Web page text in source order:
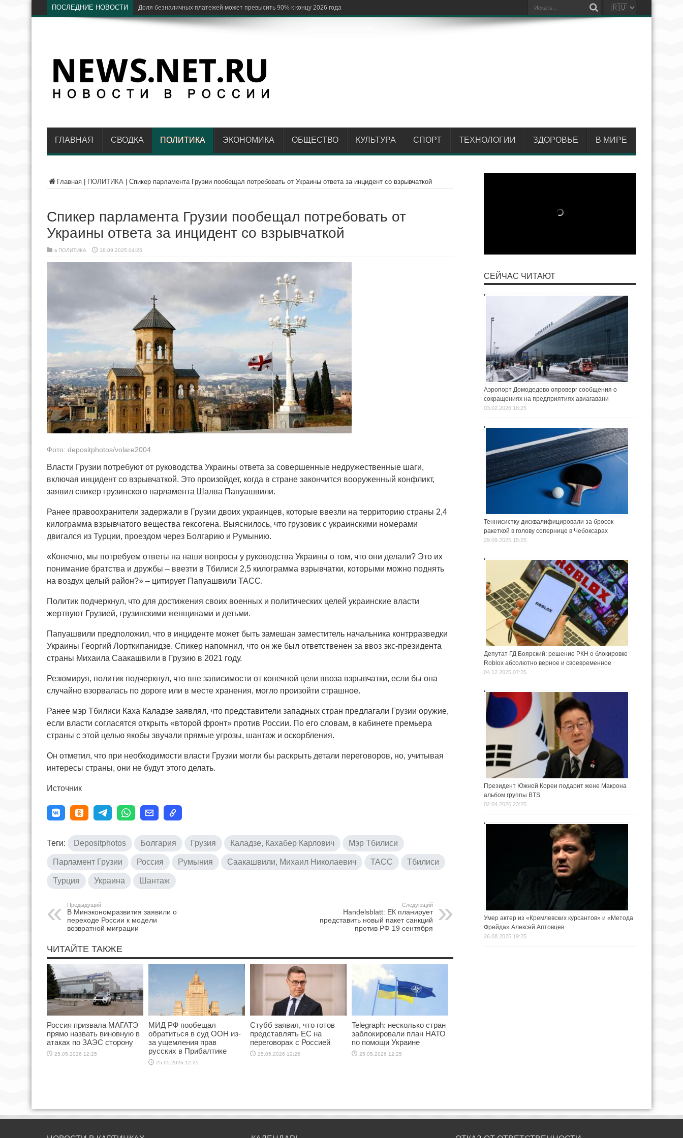
ПОСЛЕДНИЕ НОВОСТИ Ц
ГЛАВНАЯ СВОДКА ПОЛИТИКА ЭКОНОМИКА ОБЩЕСТВО КУЛЬТУРА СПОРТ ТЕХНОЛОГИИ ЗДОРОВЬЕ В МИРЕ
Главная ПОЛИТИКА Спикер парламента Грузии пообещал потребовать от Украины ответа за инцидент со взрывчаткой
Спикер парламента Грузии пообещал потребовать от
Украины ответа за инцидент со взрывчаткой
в ПОЛИТИКА 18.09.2025 04:25
Фото: depositphotos/volare2004
Власти Грузии потребуют от руководства Украины ответа за совершенные недружественные шаги,
включая инцидент со взрывчаткой. Это произойдет, когда в стране закончится вооруженный конфликт,
заявил спикер грузинского парламента Шалва Папуашвили.
Ранее правоохранители задержали в Грузии двоих украинцев, которые ввезли на территорию страны 2,4
килограмма взрывчатого вещества гексогена. Выяснилось, что грузовик с украинскими номерами
двигался из Турции, проездом через Болгарию и Румынию.
«Конечно, мы потребуем ответы на наши вопросы у руководства Украины о том, что они делали? Это их
понимание братства и дружбы – ввезти в Тбилиси 2,5 килограмма взрывчатки, которыми можно поднять
на воздух целый район?» – цитирует Папуашвили ТАСС.
Политик подчеркнул, что для достижения своих военных и политических целей украинские власти
жертвуют Грузией, грузинскими женщинами и детьми.
Папуашвили предположил, что в инциденте может быть замешан заместитель начальника контрразведки
Украины Георгий Лорткипанидзе. Спикер напомнил, что он же был ответственен за ввоз экс-президента
страны Михаила Саакашвили в Грузию в 2021 году.
Резюмируя, политик подчеркнул, что вне зависимости от конечной цели ввоза взрывчатки, если бы она
случайно взорвалась по дороге или в месте хранения, могло произойти страшное.
Ранее мэр Тбилиси Каха Каладзе заявлял, что представители западных стран предлагали Грузии оружие,
если власти согласятся открыть «второй фронт» против России. По его словам, в кабинете премьера
страны с этой целью якобы звучали прямые угрозы, шантаж и оскорбления.
Он отметил, что при необходимости власти Грузии могли бы раскрыть детали переговоров, но, учитывая
интересы страны, они не будут этого делать.
Источник
Теги: Depositphotos Болгария Грузия Каладзе, Кахабер Карлович Мэр Тбилиси
Парламент Грузии Россия Румыния Саакашвили, Михаил Николаевич ТАСС Тбилиси
Турция Украина Шантаж
Предыдущий
В Минэкономразвития заявили о
переходе России к модели
возвратной миграции
Следующий
Handelsblatt: ЕК планирует
представить новый пакет санкций
против РФ 19 сентября
ЧИТАЙТЕ ТАКЖЕ
Россия призвала МАГАТЭ
прямо назвать виновную в
атаках по ЗАЭС сторону
25.05.2026 12:25
МИД РФ пообещал
обратиться в суд ООН из-
за ущемления прав
русских в Прибалтике
25.05.2026 12:25
Стубб заявил, что готов
представлять ЕС на
переговорах с Россией
25.05.2026 12:25
Telegraph: несколько стран
заблокировали план НАТО
по помощи Украине
25.05.2026 12:25
СЕЙЧАС ЧИТАЮТ
Аэропорт Домодедово опроверг сообщения о
сокращениях на предприятиях авиагавани
03.02.2026 18:25
Теннисистку дисквалифицировали за бросок
ракеткой в голову сопернице в Чебоксарах
29.09.2025 15:25
Депутат ГД Боярский: решение РКН о блокировке
Roblox абсолютно верное и своевременное
04.12.2025 07:25
Президент Южной Кореи подарит жене Макрона
альбом группы BTS
02.04.2026 23:25
Умер актер из «Кремлевских курсантов» и «Метода
Фрейда» Алексей Аптовцев
26.08.2025 19:25